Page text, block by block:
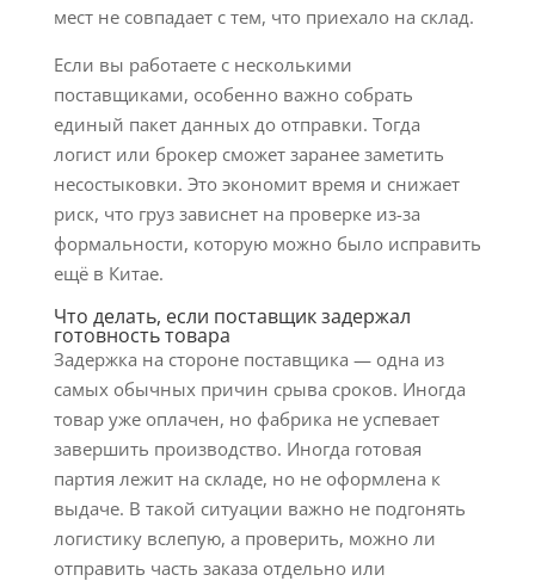
мест не совпадает с тем, что приехало на склад.
Если вы работаете с несколькими
поставщиками, особенно важно собрать
единый пакет данных до отправки. Тогда
логист или брокер сможет заранее заметить
несостыковки. Это экономит время и снижает
риск, что груз зависнет на проверке из-за
формальности, которую можно было исправить
ещё в Китае.
Что делать, если поставщик задержал
готовность товара
Задержка на стороне поставщика — одна из
самых обычных причин срыва сроков. Иногда
товар уже оплачен, но фабрика не успевает
завершить производство. Иногда готовая
партия лежит на складе, но не оформлена к
выдаче. В такой ситуации важно не подгонять
логистику вслепую, а проверить, можно ли
отправить часть заказа отдельно или